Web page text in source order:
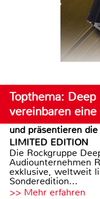
Topthema:
vereinbaren
und präsentieren
LIMITED EDITION
Die Rockgruppe
Audiounternehmen
exklusive, weltweit
Sonderedition...
>> Mehr erfahren